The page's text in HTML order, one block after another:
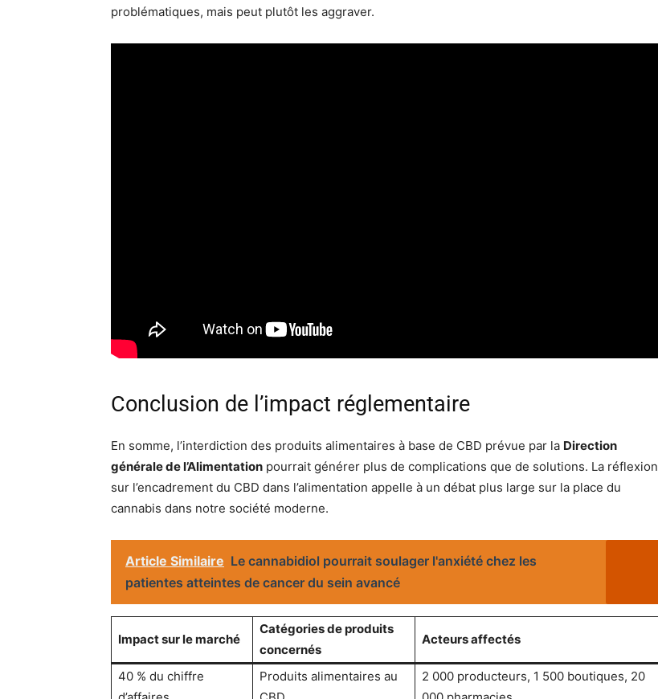
problématiques, mais peut plutôt les aggraver.
Conclusion de l’impact réglementaire
En somme, l’interdiction des produits alimentaires à base de CBD prévue par la Direction
générale de l’Alimentation pourrait générer plus de complications que de solutions. La réflexion
sur l’encadrement du CBD dans l’alimentation appelle à un débat plus large sur la place du
cannabis dans notre société moderne.
Article Similaire Le cannabidiol pourrait soulager l'anxiété chez les
patientes atteintes de cancer du sein avancé
Impact sur le marché
Catégories de produits
concernés
Acteurs affectés
40 % du chiffre
Produits alimentaires au
2 000 producteurs, 1 500 boutiques, 20